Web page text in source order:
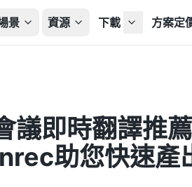
景 資源 下載 方案定
議即時翻譯推
助您快速產